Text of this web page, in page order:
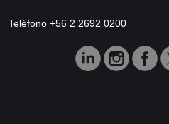
Teléfono +56 2 2692 0200